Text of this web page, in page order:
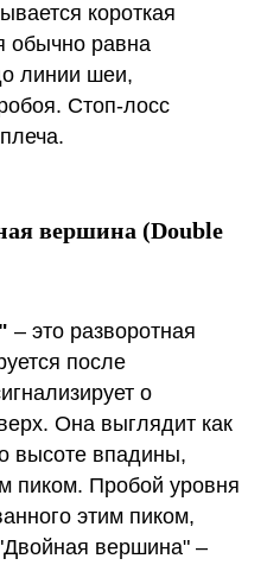
короткая
обычно равна
линии шеи,
Стоп-лосс
вершина (Double
– это разворотная
после
о
Она выглядит как
высоте впадины,
пиком. Пробой уровня
этим пиком,
вершина" –